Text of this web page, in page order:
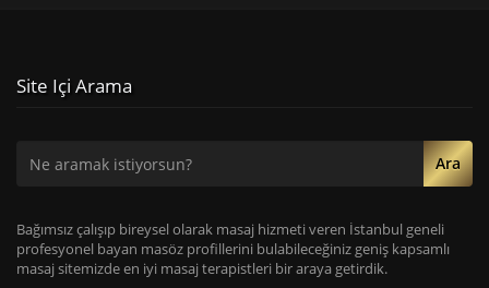
Site Içi Arama
Ara
Bağımsız çalışıp bireysel olarak masaj hizmeti veren İstanbul geneli
profesyonel bayan masöz profillerini bulabileceğiniz geniş kapsamlı
masaj sitemizde en iyi masaj terapistleri bir araya getirdik.